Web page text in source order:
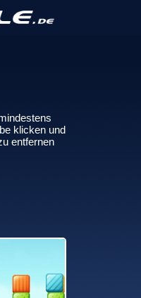
klicken und
entfernen